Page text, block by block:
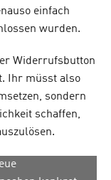
einfach
wurden.
Widerrufsbutton
Ihr müsst also
sondern
schaffen,